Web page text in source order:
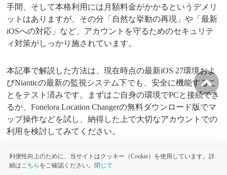
手間、そして本格利用には月額料金がかかるというデメリ
ットはありますが、その分「自然な挙動の再現」や「最新
iOSへの対応」など、アカウントを守るためのセキュリテ
ィ対策がしっかり施されています。
本記事で解説した方法は、現在時点の最新iOS 27環境およ
びNianticの最新の監視システム下でも、安全に機能するこ
とをテスト済みです。まずはご自身の環境でPCと接続でき
るか、Fonelora Location Changerの無料ダウンロード版でマ
ップ操作などを試し、納得した上で大切なアカウントでの
利用を検討してみてください。
利便性向上のために、当サイトはクッキー（Cookie）を使用しています。詳
細はこちら をご確認ください。 閉じて